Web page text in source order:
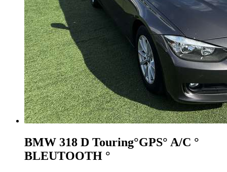
BMW 318 D Touring°GPS° A/C °
BLEUTOOTH °